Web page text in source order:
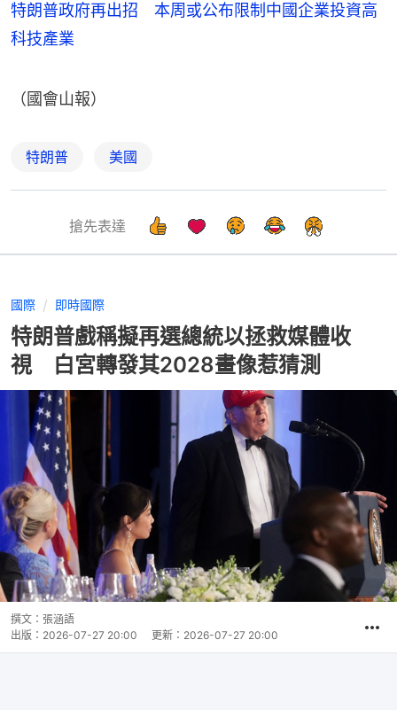
特朗普政府再出招 本周或公布限制中國企業投資高
科技產業
（國會山報）
特朗普 美國
搶先表達
國際 即時國際
特朗普戲稱擬再選總統以拯救媒體收
視 白宮轉發其2028畫像惹猜測
撰文： 張涵語
出版： 2026-07-27 20:00 更新： 2026-07-27 20:00